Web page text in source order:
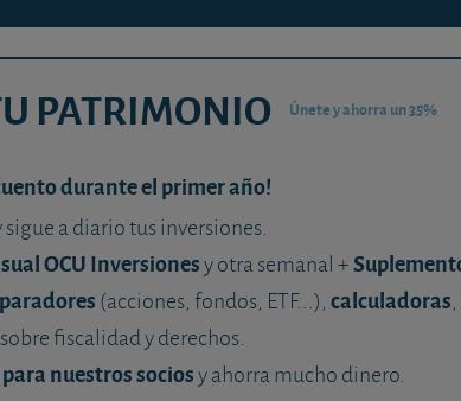
PATRIMONIO Únete y ahorra un 35%
durante el primer año!
sigue a diario tus inversiones.
OCU Inversionesy otra semanal +
(acciones, fondos, ETF...), calculadoras,
sobre fiscalidad y derechos.
nuestros sociosy ahorra mucho dinero.